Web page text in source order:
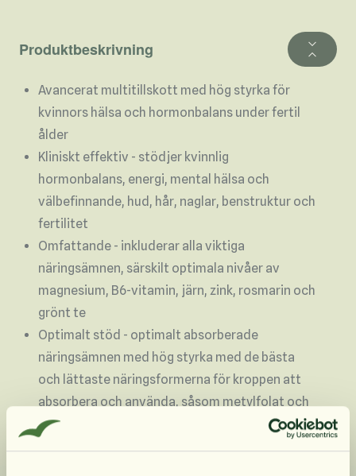
Produktbeskrivning
Avancerat multitillskott med hög styrka för
kvinnors hälsa och hormonbalans under fertil
ålder
Kliniskt effektiv - stödjer kvinnlig
hormonbalans, energi, mental hälsa och
välbefinnande, hud, hår, naglar, benstruktur och
fertilitet
Omfattande - inkluderar alla viktiga
näringsämnen, särskilt optimala nivåer av
magnesium, B6-vitamin, järn, zink, rosmarin och
grönt te
Optimalt stöd - optimalt absorberade
näringsämnen med hög styrka med de bästa
och lättaste näringsformerna för kroppen att
absorbera och använda, såsom metylfolat och
metyl B12